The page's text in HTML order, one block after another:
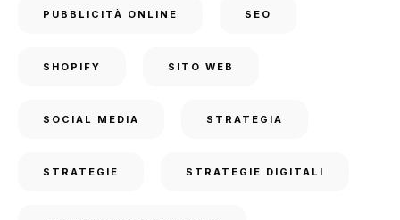
PUBBLICITÀ ONLINE SEO
SHOPIFY SITO WEB
SOCIAL MEDIA STRATEGIA
STRATEGIE STRATEGIE DIGITALI